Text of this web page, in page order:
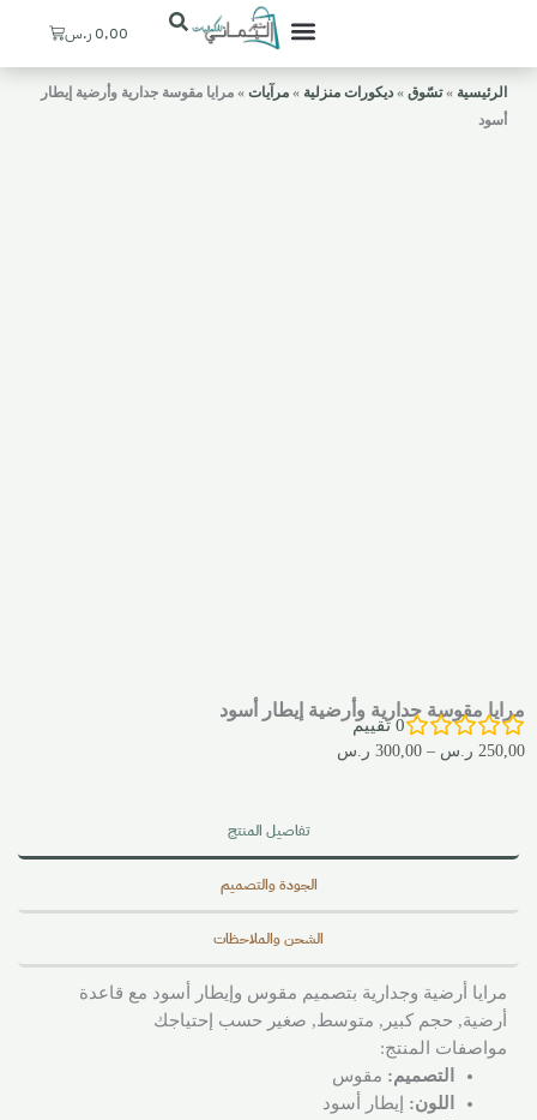
0,00 ر.سCart
الرئيسية »تسّوق » ديكورات منزلية » مرآيات » مرايا مقوسة جدارية وأرضية إيطار
أسود
مرايا مقوسة جدارية وأرضية إيطار أسود
0تقييم
250,00 ر.س –
300,00 ر.س
تفاصيل المنتج
الجودة والتصميم
الشحن والملاحظات
مرايا أرضية وجدارية بتصميم مقوس وإيطار أسود مع قاعدة
أرضية, حجم كبير, متوسط, صغير حسب إحتياجك
مواصفات المنتج:
التصميم: مقوس
اللون: إيطار أسود